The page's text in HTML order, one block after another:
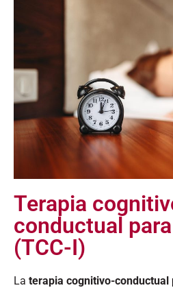
Terapia
conductual
(TCC-I)
La terapia cognitivo-conductual